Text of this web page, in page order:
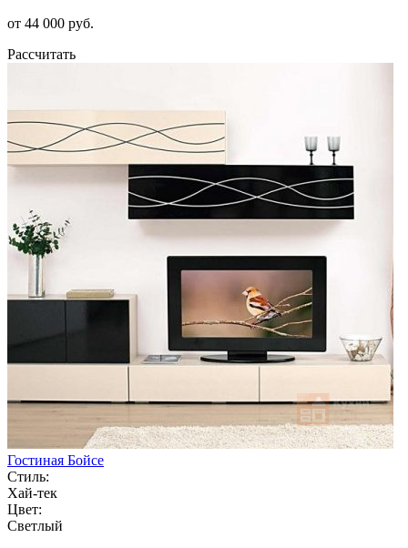
от 44 000 руб.
Рассчитать
Гостиная Бойсе
Стиль:
Хай-тек
Цвет:
Светлый